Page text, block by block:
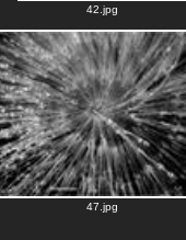
42.jpg
47.jpg